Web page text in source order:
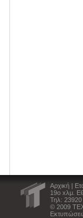
Αρχική |
19ο xλμ.
Τηλ:
© 2009